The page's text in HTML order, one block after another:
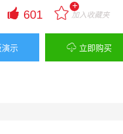
 601
+
加入收藏夹
示  立即购买